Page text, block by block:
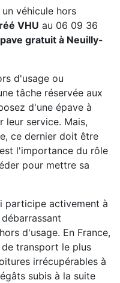
véhicule hors
VHU au 06 09 36
gratuit à Neuilly-
d'usage ou
tâche réservée aux
d'une épave à
leur service. Mais,
ce dernier doit être
l'importance du rôle
pour mettre sa
participe activement à
d'usage. En France,
transport le plus
irrécupérables à
subis à la suite